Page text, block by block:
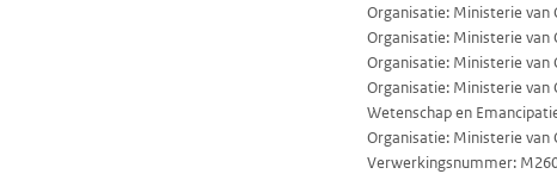
Organisatie: Ministerie van
Organisatie: Ministerie van
Organisatie: Ministerie van
Organisatie: Ministerie van
Wetenschap en
Organisatie: Ministerie van
Verwerkingsnummer: